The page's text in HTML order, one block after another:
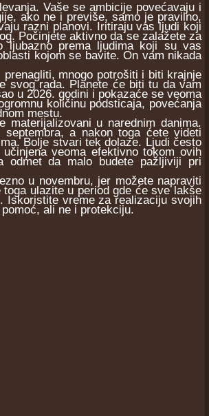
Vaše se ambicije povećavaju i
ako ne i previše, samo je pravilno,
razni planovi. Iritiraju vas ljudi koji
Počinjete aktivno da se zalažete za
ljubazno prema ljudima koji su vas
kojom se bavite. On vam nikada
mnogo potrošiti i biti krajnje
svog rada. Planete će biti tu da vam
u 2026. godini i pokazaće se veoma
količinu podsticaja, povećanja
mestu.
u narednim danima.
a nakon toga ćete videti
Bolje stvari tek dolaze. Ljudi često
veoma efektivno tokom ovih
odmet da malo budete pažljiviji pri
u novembru, jer možete napraviti
ulazite u period gde će sve lakše
Iskoristite vreme za realizaciju svojih
ali ne i protekciju.